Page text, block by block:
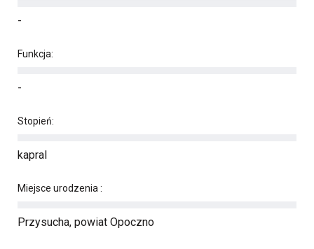
-
Funkcja:
-
Stopień:
kapral
Miejsce urodzenia :
Przysucha, powiat Opoczno